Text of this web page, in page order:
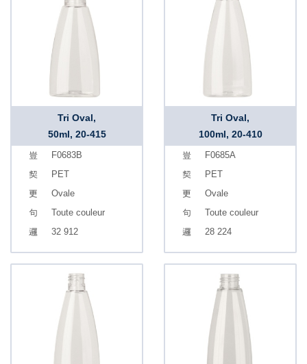
Tri Oval,
50ml, 20-415
F0683B
PET
Ovale
Toute couleur
32 912
Tri Oval,
100ml, 20-410
F0685A
PET
Ovale
Toute couleur
28 224